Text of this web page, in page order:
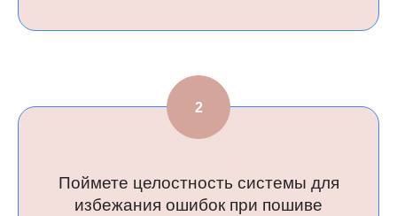
Поймете целостность системы для
избежания ошибок при пошиве